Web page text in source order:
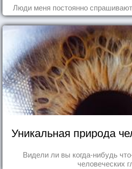
Люди меня постоянно
Уникальная природа
Видели ли вы когда-нибудь
человеческих